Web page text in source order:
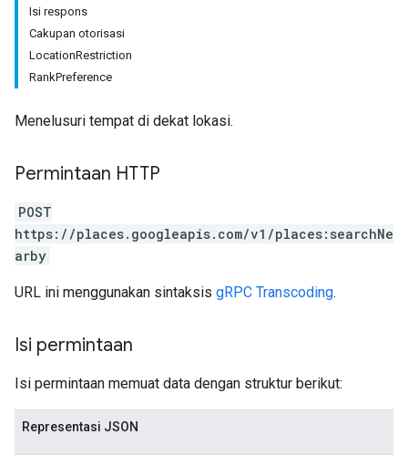
Isi respons
Cakupan otorisasi
LocationRestriction
RankPreference
Menelusuri tempat di dekat lokasi.
Permintaan HTTP
POST
https://places.googleapis.com/v1/places:searchNe
arby
URL ini menggunakan sintaksis gRPC Transcoding.
Isi permintaan
Isi permintaan memuat data dengan struktur berikut:
Representasi JSON